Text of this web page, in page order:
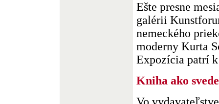
Ešte presne
galérii
nemeckého
moderny Kurta
Expozícia patrí
Kniha ako